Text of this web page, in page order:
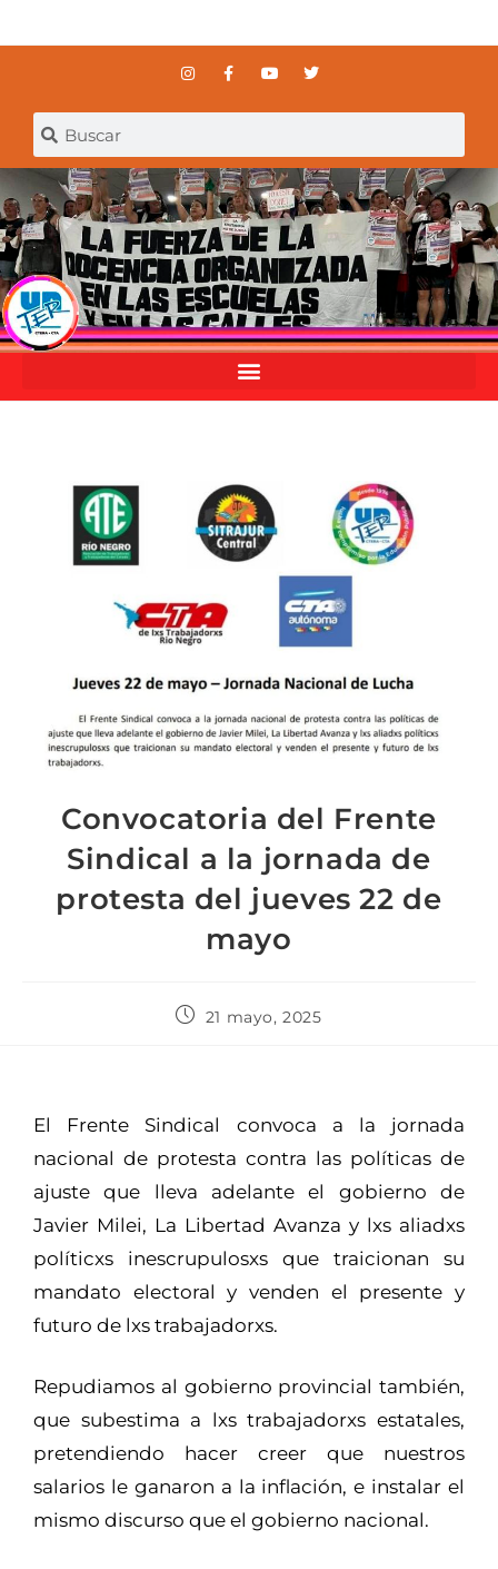
Convocatoria del Frente
Sindical a la jornada de
protesta del jueves 22 de
mayo
21 mayo, 2025
El Frente Sindical convoca a la jornada
nacional de protesta contra las políticas de
ajuste que lleva adelante el gobierno de
Javier Milei, La Libertad Avanza y lxs aliadxs
políticxs inescrupulosxs que traicionan su
mandato electoral y venden el presente y
futuro de lxs trabajadorxs.
Repudiamos al gobierno provincial también,
que subestima a lxs trabajadorxs estatales,
pretendiendo hacer creer que nuestros
salarios le ganaron a la inflación, e instalar el
mismo discurso que el gobierno nacional.